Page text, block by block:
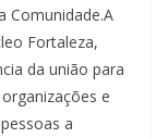
Comunidade.A
Fortaleza,
da união para
e
a